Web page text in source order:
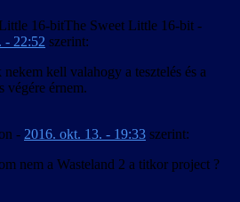
The Sweet Little 16-bit -
- 22:52 szerint:
nekem kell valahogy a tesztelés és a
végére érnem.
- 2016. okt. 13. - 19:33 szerint:
nem a Wasteland 2 a titkor project ?